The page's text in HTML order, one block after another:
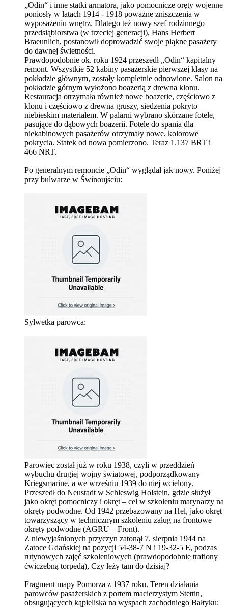
„Odin“ i inne statki armatora, jako pomocnicze oręty wojenne
poniosły w latach 1914 - 1918 poważne zniszczenia w
wyposażeniu wnętrz. Dlatego też nowy szef rodzinnego
przedsiąbiorstwa (w trzeciej generacji), Hans Herbert
Braeunlich, postanowił doprowadzić swoje piąkne pasażery
do dawnej świetności.
Prawdopodobnie ok. roku 1924 przeszedł „Odin“ kapitalny
remont. Wszystkie 52 kabiny pasażerskie pierwszej klasy na
pokładzie głównym, zostały kompletnie odnowione. Salon na
pokładzie górnym wyłożono boazerią z drewna klonu.
Restauracja otrzymała również nowe boazerie, częściowo z
klonu i częściowo z drewna gruszy, siedzenia pokryto
niebieskim materiałem. W palarni wybrano skórzane fotele,
pasujące do dąbowych boazerii. Fotele do spania dla
niekabinowych pasażerów otrzymały nowe, kolorowe
pokrycia. Statek od nowa pomierzono. Teraz 1.137 BRT i
466 NRT.
Po generalnym remoncie „Odin“ wyglądał jak nowy. Poniżej
przy bulwarze w Świnoujściu:
Sylwetka parowca:
Parowiec został już w roku 1938, czyli w przeddzień
wybuchu drugiej wojny światowej, podporządkowany
Kriegsmarine, a we wrześniu 1939 do niej wcielony.
Przeszedł do Neustadt w Schleswig Holstein, gdzie służył
jako okręt pomocniczy i okręt – cel w szkoleniu marynarzy na
okręty podwodne. Od 1942 przebazowany na Hel, jako okręt
towarzyszący w technicznym szkoleniu załug na frontowe
okręty podwodne (AGRU – Front).
Z niewyjaśnionych przyczyn zatonął 7. sierpnia 1944 na
Zatoce Gdańskiej na pozycji 54-38-7 N i 19-32-5 E, podzas
rutynowych zajęć szkoleniowych (prawdopodobnie trafiony
ćwiczebną torpedą), Czy leży tam do dzisiaj?
Fragment mapy Pomorza z 1937 roku. Teren działania
parowców pasażerskich z portem macierzystym Stettin,
obsugującycch kąpieliska na wyspach zachodniego Bałtyku: